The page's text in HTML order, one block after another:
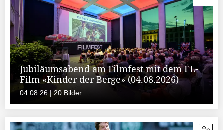
Jubiläumsabend am Filmfest mit dem FL-
Film «Kinder der Berge» (04.08.2026)
04.08.26 | 20 Bilder